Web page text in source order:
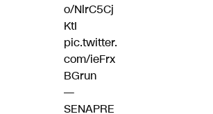
o/NlrC5Cj
KtI
pic.twitter.
com/ieFrx
BGrun
—
SENAPRE